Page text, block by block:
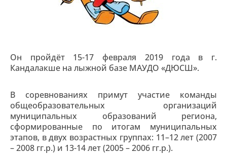
Он пройдёт 15-17 февраля 2019 года в г.
Кандалакше на лыжной базе МАУДО «ДЮСШ».
В соревнованиях примут участие команды
общеобразовательных организаций
муниципальных образований региона,
сформированные по итогам муниципальных
этапов, в двух возрастных группах: 11–12 лет (2007
– 2008 гг.р.) и 13-14 лет (2005 – 2006 гг.р.).